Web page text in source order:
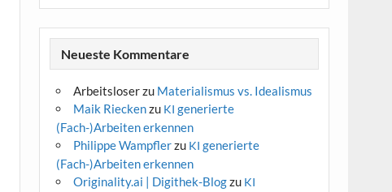
Neueste Kommentare
Arbeitsloserzu Materialismus vs. Idealismus
Maik Rieckenzu KI generierte
(Fach-)Arbeiten erkennen
Philippe Wampflerzu KI generierte
(Fach-)Arbeiten erkennen
Originality.ai | Digithek-Blogzu KI